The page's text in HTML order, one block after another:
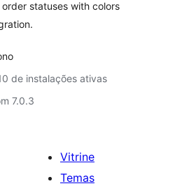
order statuses with colors
de instalações ativas
7.0.3
Vitrine
Temas